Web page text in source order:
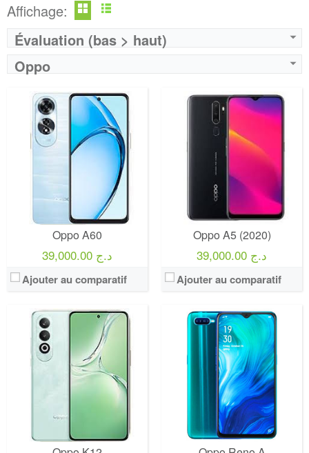
Affichage:
Évaluation (bas > haut)
Oppo
Oppo A60
39,000.00 د.ج
Ajouter au comparatif
Oppo A5 (2020)
39,000.00 د.ج
Ajouter au comparatif